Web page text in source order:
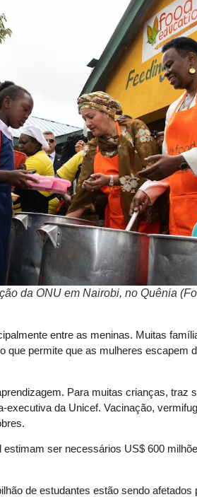
da ONU em Nairobi, no Quênia
entre as meninas. Muitas
que permite que as mulheres escapem
Para muitas crianças, traz
executiva da Unicef. Vacinação,
ser necessários US$ 600
de estudantes estão sendo afetados